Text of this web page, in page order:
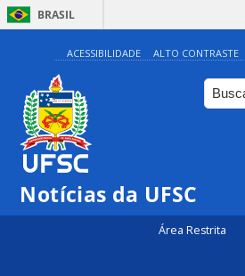
BRASIL
ACESSIBILIDADE ALTO CONTRASTE
Notícias da UFSC
Área Restrita